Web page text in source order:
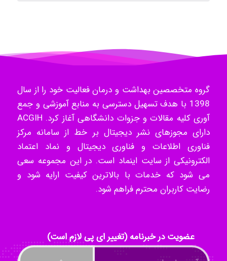
Radman Amini
Mohammad
Tavan
kimiya zirakpoor
گروه متخصصین بهداشت و درمان فعالیت خود را از سال
1398 با هدف تسهیل دسترسی به منابع آموزشی و جمع
آوری کلیه مقالات و جزوات دانشگاهی آغاز کرد. ACGIH
دارای مجوزهای نشر دیجیتال بر خط از سامانه مرکز
فناوری اطلاعات و فناوری دیجیتال و نماد اعتماد
الکترونیکی از سایت اینماد است. در این مجموعه سعی
می شود که خدمات با بالاترین کیفیت ارایه شود و
رضایت کاربران محترم فراهم شود.
عضویت در خبرنامه (تغییر ای پی لازم است)